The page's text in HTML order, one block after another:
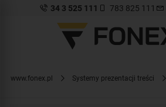
34 3 525 111 783 825 111
www.fonex.pl Systemy prezentacji treści